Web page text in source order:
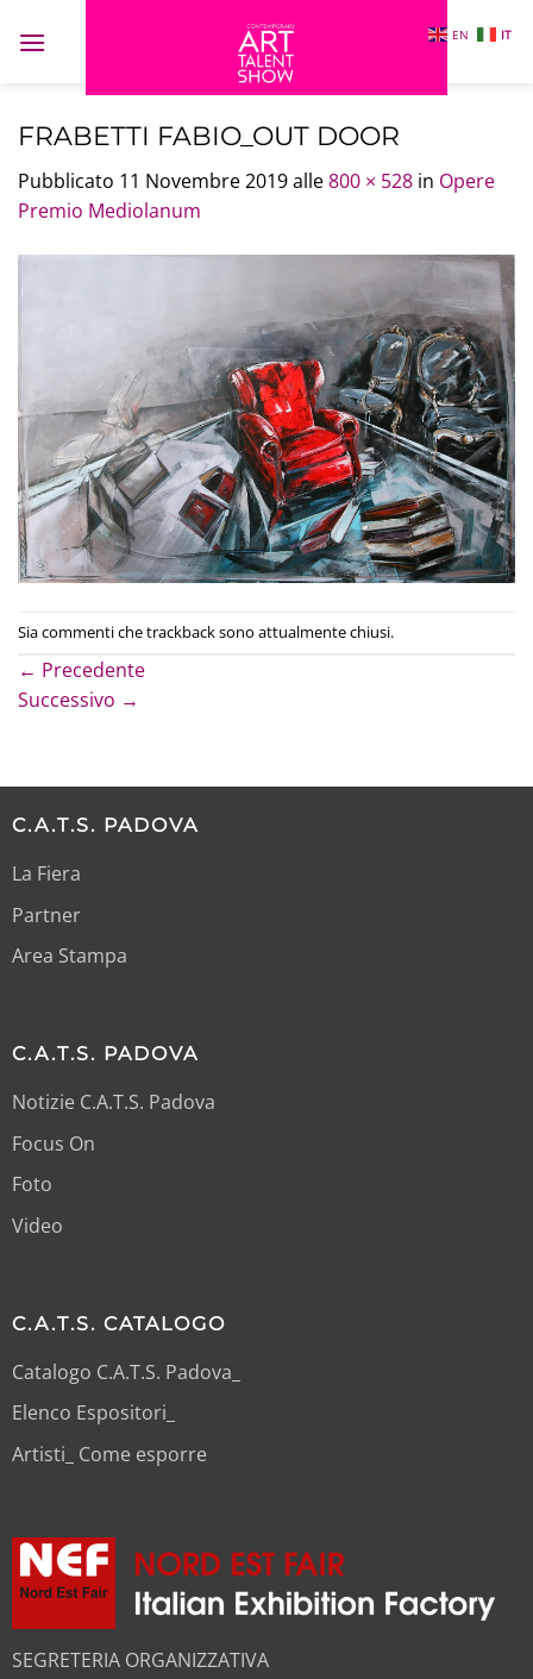
FRABETTI FABIO_OUT DOOR
Pubblicato 11 Novembre 2019alle800 × 528 in Opere
Premio Mediolanum
Sia commenti che trackback sono attualmente chiusi.
← Precedente
Successivo →
C.A.T.S. PADOVA
La Fiera
Partner
Area Stampa
C.A.T.S. PADOVA
Notizie C.A.T.S. Padova
Focus On
Foto
Video
C.A.T.S. CATALOGO
Catalogo C.A.T.S. Padova_
Elenco Espositori_
Artisti_ Come esporre
SEGRETERIA ORGANIZZATIVA
EN IT